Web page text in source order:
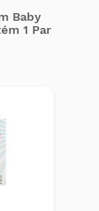
Baby
1 Par